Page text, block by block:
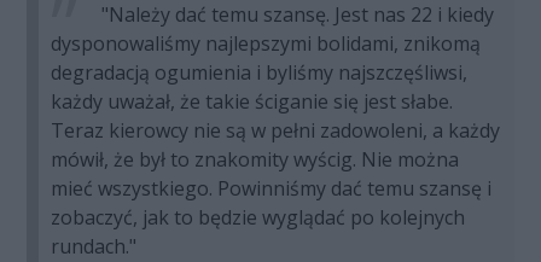
"Należy dać temu szansę. Jest nas 22 i kiedy
dysponowaliśmy najlepszymi bolidami, znikomą
degradacją ogumienia i byliśmy najszczęśliwsi,
każdy uważał, że takie ściganie się jest słabe.
Teraz kierowcy nie są w pełni zadowoleni, a każdy
mówił, że był to znakomity wyścig. Nie można
mieć wszystkiego. Powinniśmy dać temu szansę i
zobaczyć, jak to będzie wyglądać po kolejnych
rundach."